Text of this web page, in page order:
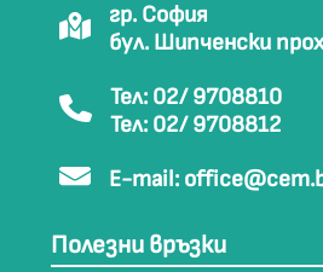
гр. София
бул. Шипченски
Тел: 02/ 9708810
Тел: 02/ 9708812
E-mail:
Полезни връзки